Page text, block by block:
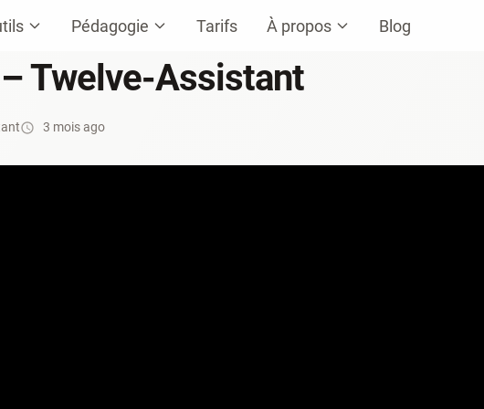
Pédagogie Tarifs À propos Blog
Twelve-Assistant
3 mois ago